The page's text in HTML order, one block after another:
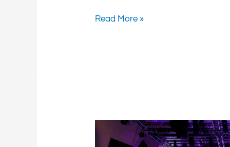
Read More »
“Ciencia
Radical”